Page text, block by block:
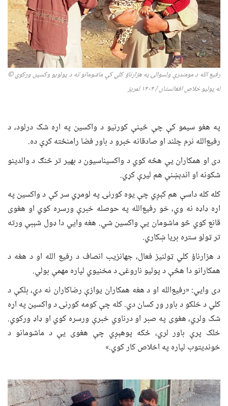
رفیع الله دمومندرې ولسوالۍپههزارناؤ کليکې ماشومانو ته د پولویو وکسین ورکوي©
له پولیو خلاص افغانستان / ۱۴۰۴ لمریز
په هغو سیمو کې چې ځینې کورنیو د واکسین په اړه شک درلود، د
رفیع‌الله نرم چلند او صادقانه خبرو د باور فضا رامنځته کړې ده.
دی او همکاران یې هڅه کوي د واکسیناسیون د بهیر تر څنګ د والدینو
شکونه او اندېښنې هم لیرې کړي.
کله کله داسې هم کېږي چې یوه کورنۍ په لومړي سر کې د واکسین په
اړه ډاډه نه وي، خو رفیع‌الله په حوصله خبرې ورسره کوي او هغوی
قانع کوي څو ماشومان یې واکسین شي. هغه وايي دا ډول شېبې ورته
تر ټولو ستره بریا ښکاري.
د هزارناؤ کلي ټولنیز فعال، جهانزیب انصاف د رفیع الله او د هغه د
همکارانو دا هڅې د پولیو ناروغۍ د مخنیوي لپاره مهمې بولي.
دی وايي: «رفیع‌الله او د هغه همکاران یوازې رضاکاران نه دي، بلکې د
کلي د خلکو د باور وړ کسان دي. کله چې کومه کورنۍ د واکسین په اړه
شک ولري، هغوی په صبر او درناوي خبرې ورسره کوي او ډاډ ورکوي.
خلک پرې باور لري، ځکه پوهېږي چې هغوی یې د ماشومانو د
خوندیتوب لپاره په اخلاص کار کوي.»